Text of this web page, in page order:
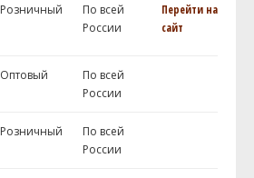
Розничный
По всей
России
Перейти на
сайт
Оптовый
По всей
России
Розничный
По всей
России